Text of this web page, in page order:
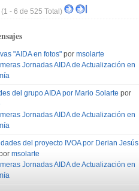
- 6 de 525 Total)
"AIDA en fotos" por msolarte
Jornadas AIDA de Actualización en
del grupo AIDA por Mario Solarte por
Jornadas AIDA de Actualización en
del proyecto IVOA por Derian Jesús
msolarte
Jornadas AIDA de Actualización en